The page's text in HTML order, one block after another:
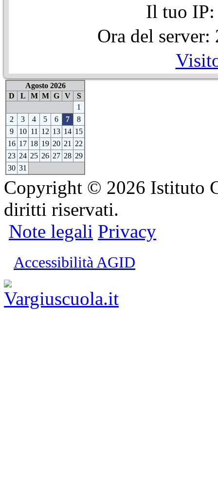
Il tuo IP:
Ora del
Agosto 2026
D
L M M G V
S
1
2
3 4 5 6 7
8
9
10 11 12 13 14 15
16 17 18 19 20 21
22
23 24 25 26 27 28 29
30 31
Copyright © 2026 Istituto
diritti riservati.
Note legali Privacy
Accessibilità AGID